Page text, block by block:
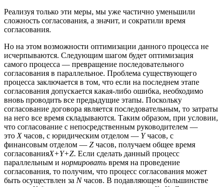
Реализуя только эти меры, мы уже частично уменьшили
сложность согласования, а значит, и сократили время
согласования.
Но на этом возможности оптимизации данного процесса не
исчерпываются. Следующим шагом будет оптимизация
самого процесса — превращение последовательного
согласования в параллельное. Проблема существующего
процесса заключается в том, что если на последнем этапе
согласования допускается какая-либо ошибка, необходимо
вновь проводить все предыдущие этапы. Поскольку
согласование договора является последовательным, то затраты
на него все время складываются. Таким образом, при условии,
что согласование с непосредственным руководителем —
это Xчасов, с юридическим отделом — Yчасов, с
финансовым отделом — Z часов, получаем общее время
согласованияX+Y+Z. Если сделать данный процесс
параллельным и нормировать время на проведение
согласования, то получим, что процесс согласования может
быть осуществлен за Nчасов. В подавляющем большинстве